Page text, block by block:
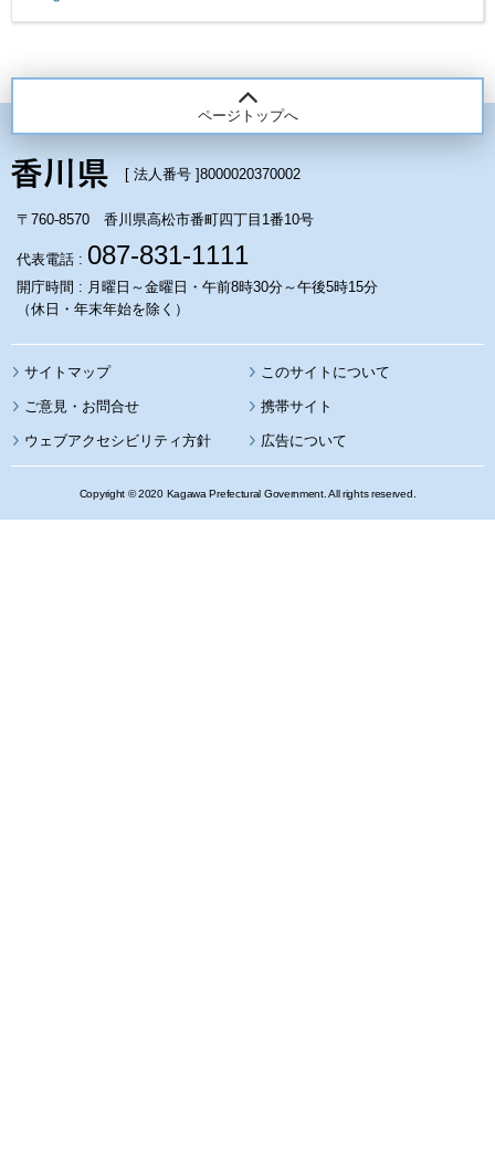
ページトップへ
[ 法人番号 ]8000020370002
〒760-8570 香川県高松市番町四丁目1番10号
代表電話 : 087-831-1111
開庁時間 : 月曜日～金曜日・午前8時30分～午後5時15分
（休日・年末年始を除く）
サイトマップ このサイトについて
携帯サイト
ウェブアクセシビリティ方針 広告について
Copyright © 2020 Kagawa Prefectural Government. All rights reserved.